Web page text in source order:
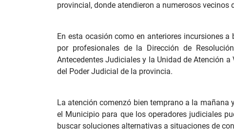
provincial, donde atendieron a numerosos vecinos
En esta ocasión como en anteriores incursiones
por profesionales de la Dirección de
Antecedentes Judiciales y la Unidad de Atención
del Poder Judicial de la provincia.
La atención comenzó bien temprano a la
el Municipio para que los operadores judiciales
buscar soluciones alternativas a situaciones de